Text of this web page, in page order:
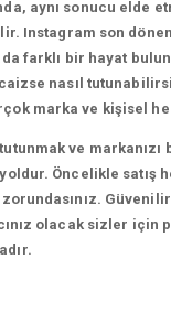
aynı sonucu elde
Instagram son
farklı bir hayat
nasıl
marka ve kişisel
ve markanızı
Öncelikle satış
olacak sizler için